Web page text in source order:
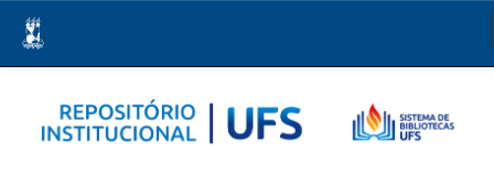
navigation